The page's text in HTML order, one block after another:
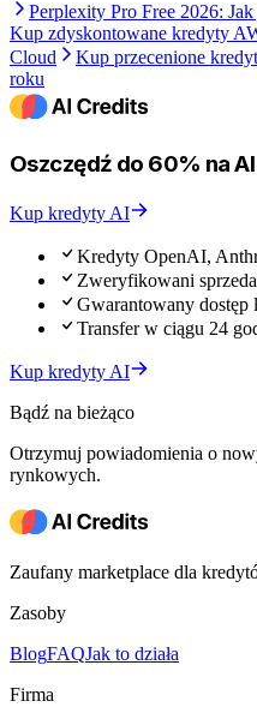
Perplexity Pro Free 2026:
Kup zdyskontowane kredyty
Cloud
Kup przecenione
roku
Oszczędź do 60% na
Kup kredyty AI
Kredyty OpenAI,
Zweryfikowani
Gwarantowany dostęp
Transfer w ciągu 24
Kup kredyty AI
Bądź na bieżąco
Otrzymuj powiadomienia o
rynkowych.
Zaufany marketplace dla
Zasoby
BlogFAQJak to działa
Firma